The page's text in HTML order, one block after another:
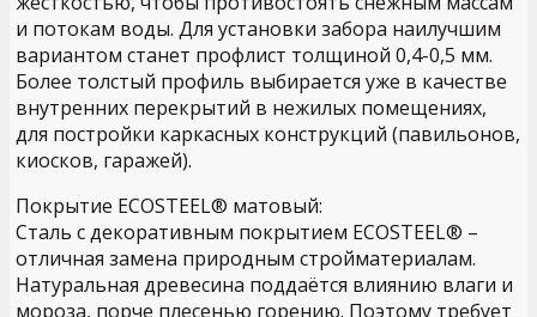
и потокам воды. Для установки забора наилучшим
вариантом станет профлист толщиной 0,4-0,5 мм.
Более толстый профиль выбирается уже в качестве
внутренних перекрытий в нежилых помещениях,
для постройки каркасных конструкций (павильонов,
киосков, гаражей).
Покрытие ECOSTEEL® матовый:
Сталь с декоративным покрытием ECOSTEEL® –
отличная замена природным стройматериалам.
Натуральная древесина поддаётся влиянию влаги и
мороза, порче плесенью горению. Поэтому требует